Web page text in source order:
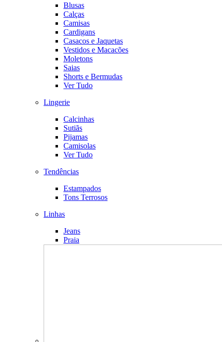
Blusas
Calças
Camisas
Cardigans
Casacos e Jaquetas
Vestidos e Macacões
Moletons
Saias
Shorts e Bermudas
Ver Tudo
Lingerie
Calcinhas
Sutiãs
Pijamas
Camisolas
Ver Tudo
Tendências
Estampados
Tons Terrosos
Linhas
Jeans
Praia